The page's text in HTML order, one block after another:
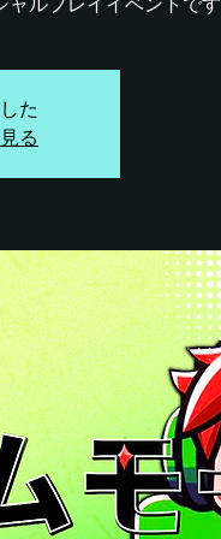
ャルプレイイベントです
た
る